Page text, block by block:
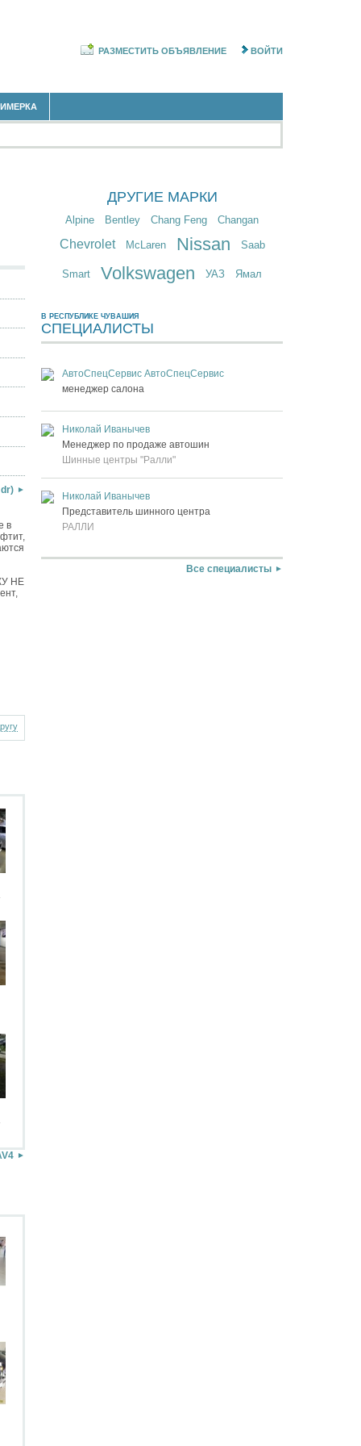
РАЗМЕСТИТЬ ОБЪЯВЛЕНИЕ ВОЙТИ
в
НЕ
ДРУГИЕ МАРКИ
Alpine Bentley Chang Feng Changan
Chevrolet McLaren Nissan Saab
Smart Volkswagen УАЗ Ямал
В РЕСПУБЛИКЕ ЧУВАШИЯ
СПЕЦИАЛИСТЫ
АвтоСпецСервис АвтоСпецСервис
менеджер салона
Николай Иванычев
Менеджер по продаже автошин
Шинные центры "Ралли"
Николай Иванычев
Представитель шинного центра
РАЛЛИ
Все специалисты